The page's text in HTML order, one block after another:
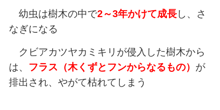
幼虫は樹木の中で2～3年かけて成長し、さ
なぎになる
クビアカツヤカミキリが侵入した樹木から
は、 フラス（木くずとフンからなるもの） が
排出され、やがて枯れてしまう